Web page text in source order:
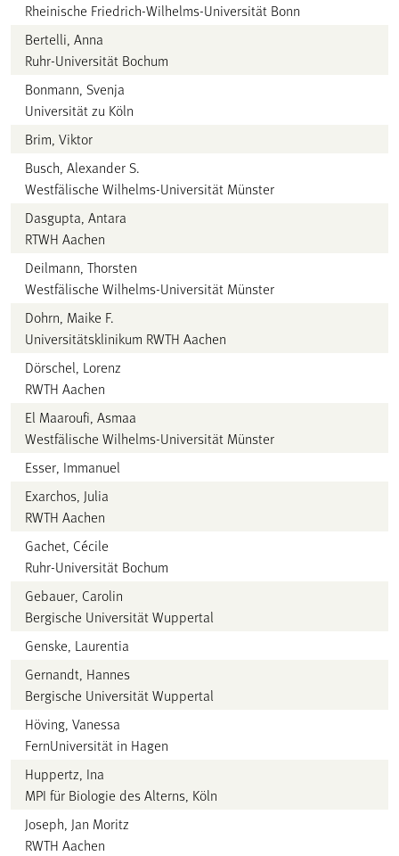
Rheinische Friedrich-Wilhelms-Universität Bonn
Bertelli, Anna
Ruhr-Universität Bochum
Bonmann, Svenja
Universität zu Köln
Brim, Viktor
Busch, Alexander S.
Westfälische Wilhelms-Universität Münster
Dasgupta, Antara
RTWH Aachen
Deilmann, Thorsten
Westfälische Wilhelms-Universität Münster
Dohrn, Maike F.
Universitätsklinikum RWTH Aachen
Dörschel, Lorenz
RWTH Aachen
El Maaroufi, Asmaa
Westfälische Wilhelms-Universität Münster
Esser, Immanuel
Exarchos, Julia
RWTH Aachen
Gachet, Cécile
Ruhr-Universität Bochum
Gebauer, Carolin
Bergische Universität Wuppertal
Genske, Laurentia
Gernandt, Hannes
Bergische Universität Wuppertal
Höving, Vanessa
FernUniversität in Hagen
Huppertz, Ina
MPI für Biologie des Alterns, Köln
Joseph, Jan Moritz
RWTH Aachen